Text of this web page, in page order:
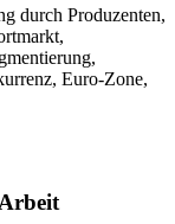
durch Produzenten,
Euro-Zone,